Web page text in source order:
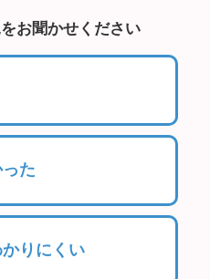
お聞かせください
た
りにくい